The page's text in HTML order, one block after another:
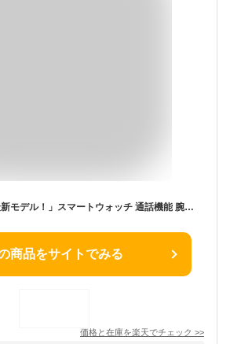
【楽天1位獲得】「最新モデル！」スマートウォッチ 通話機能 腕時計 レディース ブレスレット メンズ 日本製センサー 着信通知 血中酸素 1.81インチ 心拍計 LINE Twitter SNS 運動データ iphone android 睡眠 歩数 IP68 大画面 3ATM防水 睡眠 正規品 父の日 プレゼント
商品をサイトでみる
価格と在庫を楽天でチェック >>